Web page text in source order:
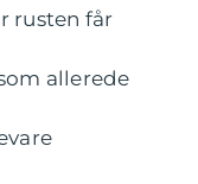
rusten får
allerede